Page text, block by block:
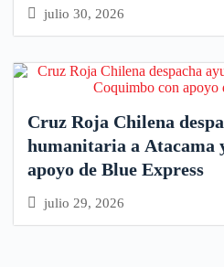
julio 30, 2026
Cruz Roja Chilena
humanitaria a Atacama
apoyo de Blue Express
julio 29, 2026